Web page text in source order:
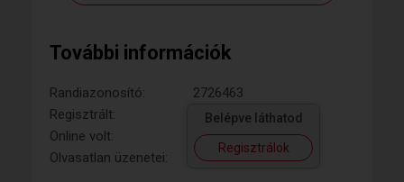
További információk
Randiazonosító:
2726463
Regisztrált:
Online volt:
Olvasatlan üzenetei:
Belépve láthatod
Regisztrálok